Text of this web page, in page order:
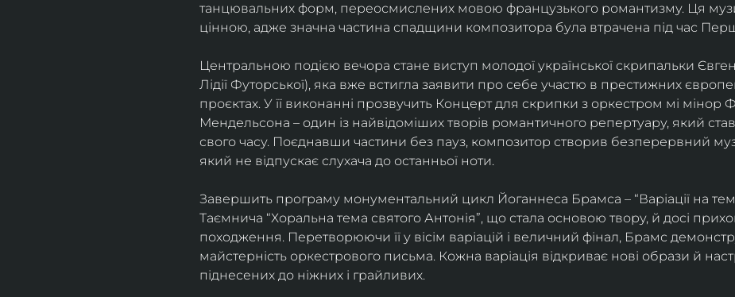
танцювальних форм, переосмислених мовою французького романтизму. Ця
цінною, адже значна частина спадщини композитора була втрачена під час
Центральною подією вечора стане виступ молодої української скрипальки
Лідії Футорської), яка вже встигла заявити про себе участю в престижних
проєктах. У її виконанні прозвучить Концерт для скрипки з оркестром мі мінор
Мендельсона – один із найвідоміших творів романтичного репертуару, який
свого часу. Поєднавши частини без пауз, композитор створив безперервний
який не відпускає слухача до останньої ноти.
Завершить програму монументальний цикл Йоганнеса Брамса – “Варіації на
Таємнича “Хоральна тема святого Антонія”, що стала основою твору, й досі
походження. Перетворюючи її у вісім варіацій і величний фінал, Брамс
майстерність оркестрового письма. Кожна варіація відкриває нові образи й
піднесених до ніжних і грайливих.